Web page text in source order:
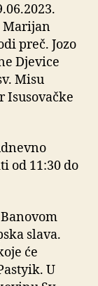
Marijan
preč. Jozo
Djevice
Misu
Isusovačke
od 11:30 do
slava.
će
U